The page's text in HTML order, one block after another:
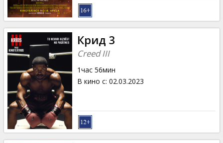
Клуб
Крид 3
Creed III
1час 56мин
В кино с: 02.03.2023